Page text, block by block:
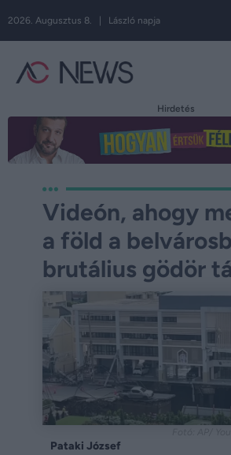
2026. Augusztus 8. | László napja
Hirdetés
Videón, ahogy
a föld a
brutálius gödör
Pataki József